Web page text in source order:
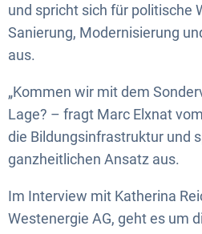
und spricht sich für politische
Sanierung, Modernisierung
aus.
„Kommen wir mit dem
Lage? – fragt Marc Elxnat
die Bildungsinfrastruktur und
ganzheitlichen Ansatz aus.
Im Interview mit Katherina
Westenergie AG, geht es um